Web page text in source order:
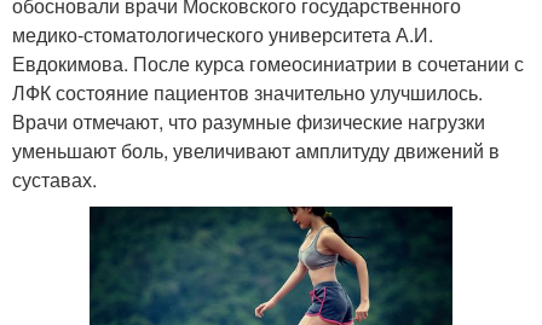
медико-стоматологического университета А.И.
Евдокимова. После курса гомеосиниатрии в сочетании с
ЛФК состояние пациентов значительно улучшилось.
Врачи отмечают, что разумные физические нагрузки
уменьшают боль, увеличивают амплитуду движений в
суставах.